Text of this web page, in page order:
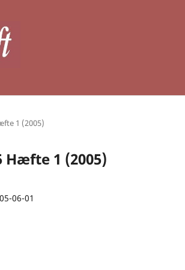
1 (2005)
1 (2005)
06-01